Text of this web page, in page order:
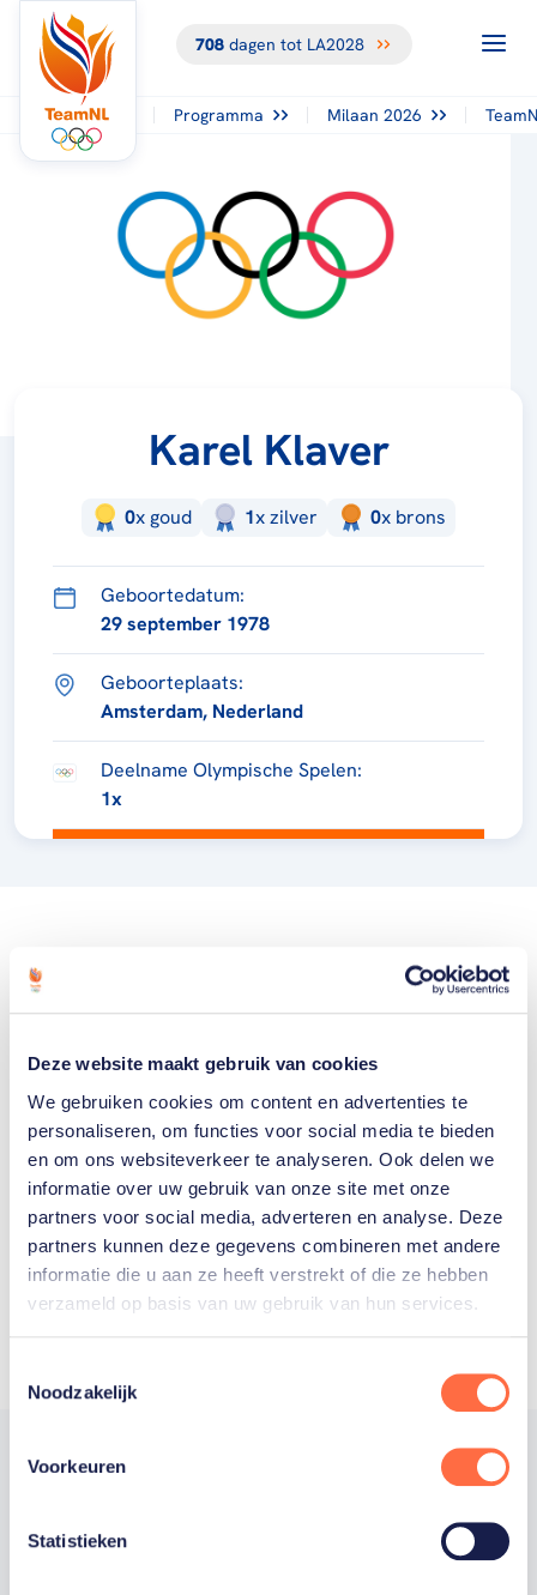
Deze website maakt gebruik van cookies
We gebruiken cookies om content en advertenties te
personaliseren, om functies voor social media te bieden
en om ons websiteverkeer te analyseren. Ook delen we
informatie over uw gebruik van onze site met onze
partners voor social media, adverteren en analyse. Deze
partners kunnen deze gegevens combineren met andere
informatie die u aan ze heeft verstrekt of die ze hebben
verzameld op basis van uw gebruik van hun services.
Noodzakelijk
Voorkeuren
Statistieken
708dagen tot LA2028
Programma Milaan 2026
Karel Klaver
0x goud 1xzilver 0x brons
Geboortedatum:
29 september 1978
Geboorteplaats:
Amsterdam, Nederland
Deelname Olympische Spelen:
1x
Welke Nederlanders hebben er
ooit meegedaan aan de
Olympische Spelen?
Trotse hoofdsponsor